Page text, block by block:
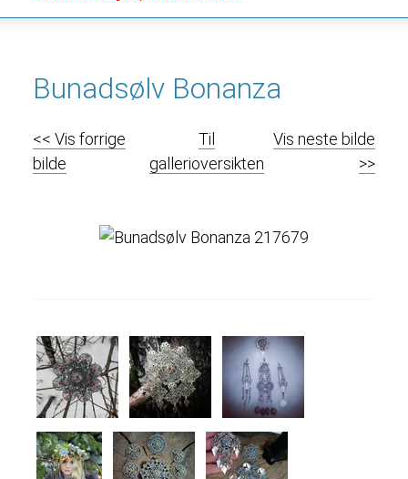
Bunadsølv Bonanza
<< Vis forrige
bilde
Til
gallerioversikten
Vis neste bilde
>>